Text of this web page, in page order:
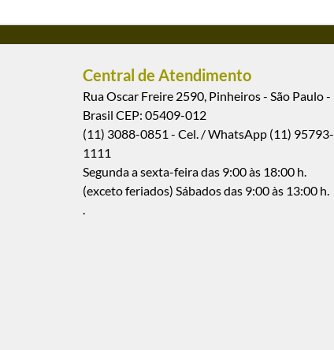
Central de Atendimento
Rua Oscar Freire 2590, Pinheiros - São Paulo -
Brasil CEP: 05409-012
(11) 3088-0851 - Cel. / WhatsApp (11) 95793-
1111
Segunda a sexta-feira das 9:00 às 18:00 h.
(exceto feriados) Sábados das 9:00 às 13:00 h.
.